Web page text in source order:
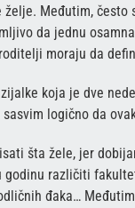
Međutim,
da jednu
moraju da
koja je dve
logično da
šta žele, jer
različiti
đaka…